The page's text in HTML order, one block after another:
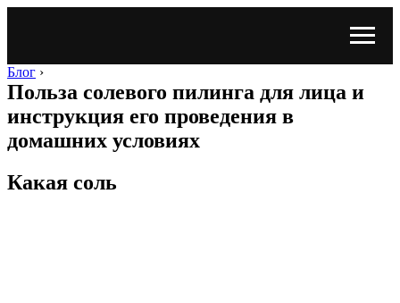
Блог ›
Польза солевого пилинга для лица и
инструкция его проведения в
домашних условиях
Какая соль